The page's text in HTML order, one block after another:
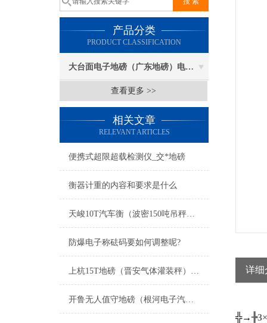
产品分类
PRODUCT CLASSIFICATION
大台面电子地磅（广东地磅）电子汽车衡
查看更多 >>
相关文章
RELEVANT ARTICLES
便携式超限超载检测仪_交*地磅
衡器计重的内容和要求是什么
天峻10T汽车衡（波密150吨吊秤）左贡200吨地磅）南木林汽车衡维修
防爆电子称砝码要如何调整呢?
上杭15T地磅（晋安气体灌装秤）扶绥200T吊秤）平潭20吨汽车衡维修
开鲁无人值守地磅（根河电子汽车衡）哈巴河防爆秤维修
详细
╬→╊3×